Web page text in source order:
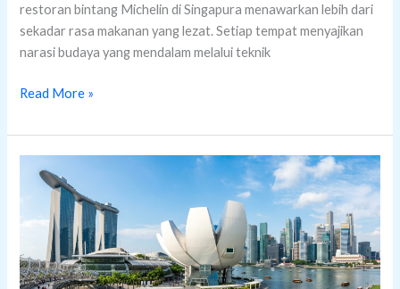
restoran bintang Michelin di Singapura menawarkan lebih dari
sekadar rasa makanan yang lezat. Setiap tempat menyajikan
narasi budaya yang mendalam melalui teknik
Read More »
Museum
Singapura
yang
Penuh